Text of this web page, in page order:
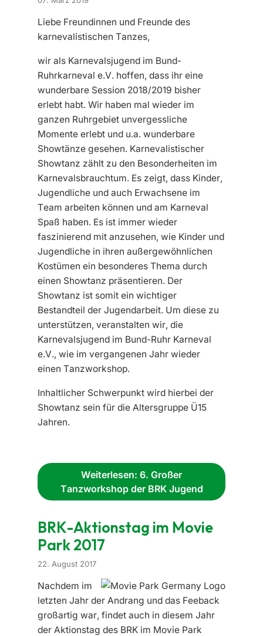
Liebe Freundinnen und Freunde des
karnevalistischen Tanzes,
wir als Karnevalsjugend im Bund-
Ruhrkarneval e.V. hoffen, dass ihr eine
wunderbare Session 2018/2019 bisher
erlebt habt. Wir haben mal wieder im
ganzen Ruhrgebiet unvergessliche
Momente erlebt und u.a. wunderbare
Showtänze gesehen. Karnevalistischer
Showtanz zählt zu den Besonderheiten im
Karnevalsbrauchtum. Es zeigt, dass Kinder,
Jugendliche und auch Erwachsene im
Team arbeiten können und am Karneval
Spaß haben. Es ist immer wieder
faszinierend mit anzusehen, wie Kinder und
Jugendliche in ihren außergewöhnlichen
Kostümen ein besonderes Thema durch
einen Showtanz präsentieren. Der
Showtanz ist somit ein wichtiger
Bestandteil der Jugendarbeit. Um diese zu
unterstützen, veranstalten wir, die
Karnevalsjugend im Bund-Ruhr Karneval
e.V., wie im vergangenen Jahr wieder
einen Tanzworkshop.
Inhaltlicher Schwerpunkt wird hierbei der
Showtanz sein für die Altersgruppe Ü15
Jahren.
Weiterlesen: 6. Großer
Tanzworkshop der BRK Jugend
BRK-Aktionstag im Movie
Park 2017
22. August 2017
Nachdem im
letzten Jahr der Andrang und das Feeback
großartig war, findet auch in diesem Jahr
der Aktionstag des BRK im Movie Park